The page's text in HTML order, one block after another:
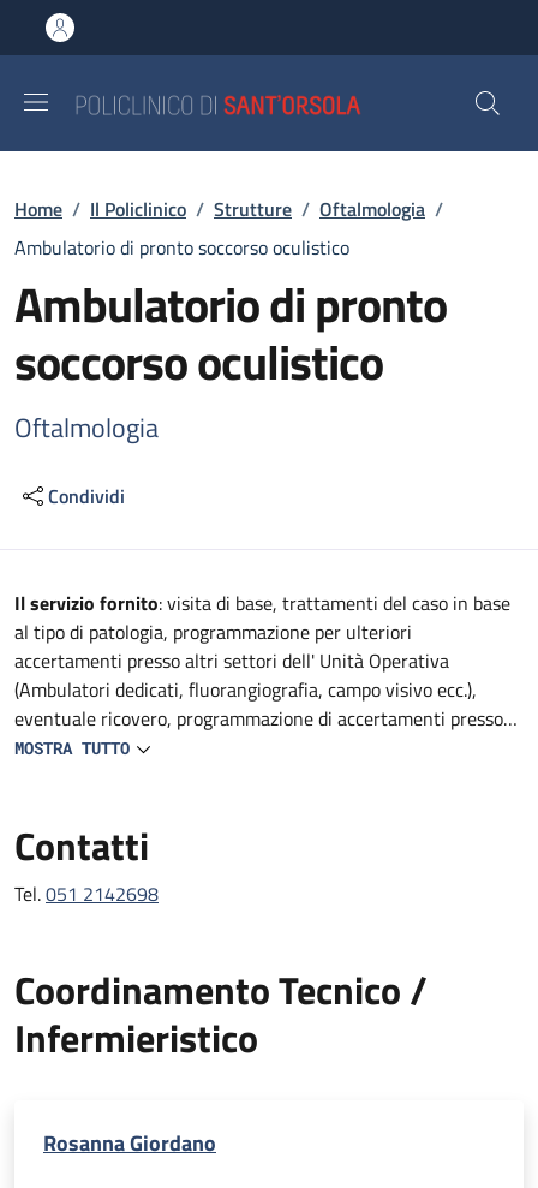
al contenuto principale
to footer content
Briciole di pane
Home / Il Policlinico / Strutture / Oftalmologia /
Ambulatorio di pronto soccorso oculistico
Ambulatorio di pronto
soccorso oculistico
Oftalmologia
Condividi
Descrizione
Il servizio fornito: visita di base, trattamenti del caso in base
al tipo di patologia, programmazione per ulteriori
accertamenti presso altri settori dell' Unità Operativa
(Ambulatori dedicati, fluorangiografia, campo visivo ecc.),
eventuale ricovero, programmazione di accertamenti presso
altre strutture del Policlinico (TAC, RMN, consulenze
MOSTRA TUTTO
Contatti
Tel.051 2142698
Coordinamento Tecnico /
Infermieristico
Rosanna Giordano